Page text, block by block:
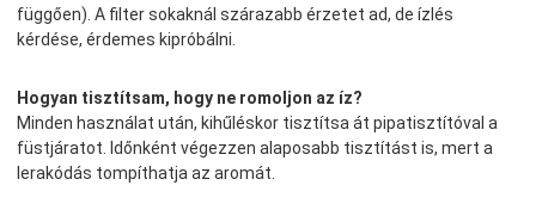
függően). A filter sokaknál szárazabb érzetet ad, de ízlés
kérdése, érdemes kipróbálni.
Hogyan tisztítsam, hogy ne romoljon az íz?
Minden használat után, kihűléskor tisztítsa át pipatisztítóval a
füstjáratot. Időnként végezzen alaposabb tisztítást is, mert a
lerakódás tompíthatja az aromát.